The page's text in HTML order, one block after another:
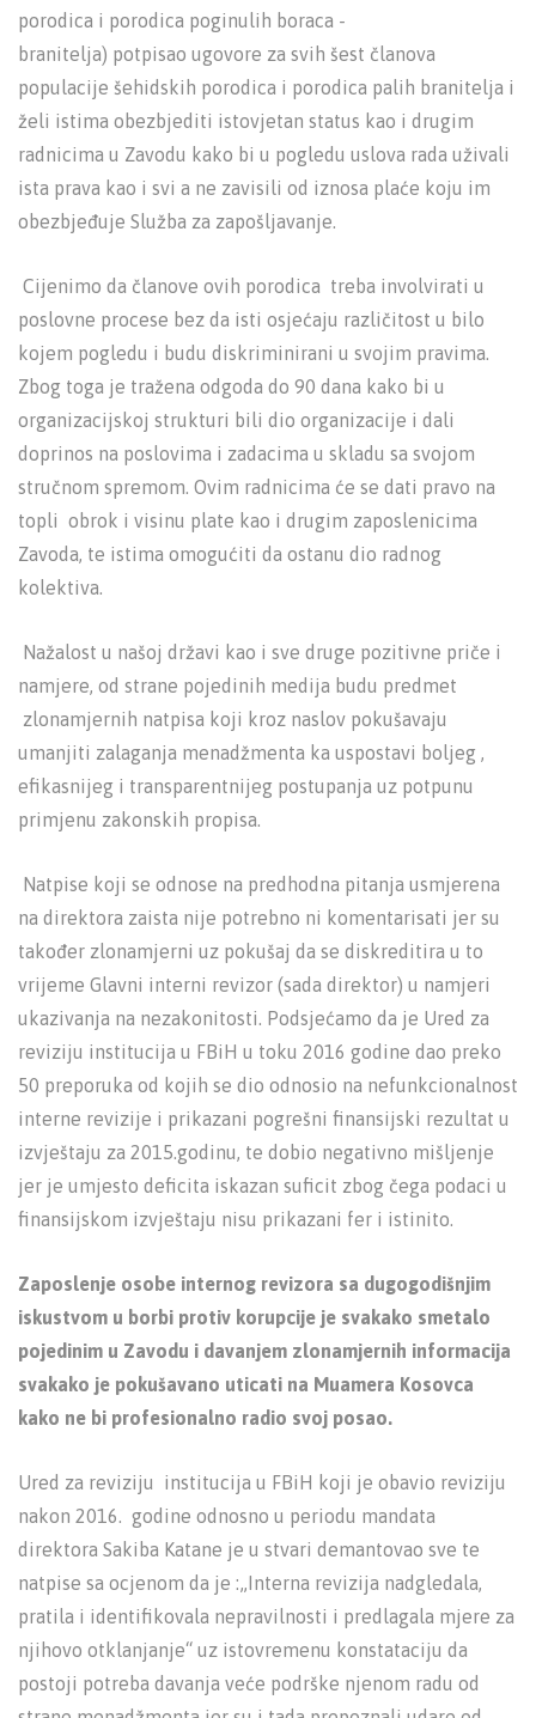
porodica i porodica poginulih boraca -
branitelja) potpisao ugovore za svih šest članova
populacije šehidskih porodica i porodica palih branitelja i
želi istima obezbjediti istovjetan status kao i drugim
radnicima u Zavodu kako bi u pogledu uslova rada uživali
ista prava kao i svi a ne zavisili od iznosa plaće koju im
obezbjeđuje Služba za zapošljavanje.
Cijenimo da članove ovih porodica treba involvirati u
poslovne procese bez da isti osjećaju različitost u bilo
kojem pogledu i budu diskriminirani u svojim pravima.
Zbog toga je tražena odgoda do 90 dana kako bi u
organizacijskoj strukturi bili dio organizacije i dali
doprinos na poslovima i zadacima u skladu sa svojom
stručnom spremom. Ovim radnicima će se dati pravo na
topli obrok i visinu plate kao i drugim zaposlenicima
Zavoda, te istima omogućiti da ostanu dio radnog
kolektiva.
Nažalost u našoj državi kao i sve druge pozitivne priče i
namjere, od strane pojedinih medija budu predmet
zlonamjernih natpisa koji kroz naslov pokušavaju
umanjiti zalaganja menadžmenta ka uspostavi boljeg ,
efikasnijeg i transparentnijeg postupanja uz potpunu
primjenu zakonskih propisa.
Natpise koji se odnose na predhodna pitanja usmjerena
na direktora zaista nije potrebno ni komentarisati jer su
također zlonamjerni uz pokušaj da se diskreditira u to
vrijeme Glavni interni revizor (sada direktor) u namjeri
ukazivanja na nezakonitosti. Podsjećamo da je Ured za
reviziju institucija u FBiH u toku 2016 godine dao preko
50 preporuka od kojih se dio odnosio na nefunkcionalnost
interne revizije i prikazani pogrešni finansijski rezultat u
izvještaju za 2015.godinu, te dobio negativno mišljenje
jer je umjesto deficita iskazan suficit zbog čega podaci u
finansijskom izvještaju nisu prikazani fer i istinito.
Zaposlenje osobe internog revizora sa dugogodišnjim
iskustvom u borbi protiv korupcije je svakako smetalo
pojedinim u Zavodu i davanjem zlonamjernih informacija
svakako je pokušavano uticati na Muamera Kosovca
kako ne bi profesionalno radio svoj posao.
Ured za reviziju institucija u FBiH koji je obavio reviziju
nakon 2016. godine odnosno u periodu mandata
direktora Sakiba Katane je u stvari demantovao sve te
natpise sa ocjenom da je :„Interna revizija nadgledala,
pratila i identifikovala nepravilnosti i predlagala mjere za
njihovo otklanjanje“ uz istovremenu konstataciju da
postoji potreba davanja veće podrške njenom radu od